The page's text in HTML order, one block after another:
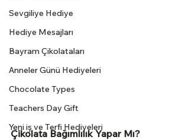
Sevgiliye Hediye
Hediye Mesajları
Bayram Çikolataları
Anneler Günü Hediyeleri
Chocolate Types
Teachers Day Gift
Yeni iş ve Terfi Hediyeleri
Çikolata Bağımlılık Yapar Mı?